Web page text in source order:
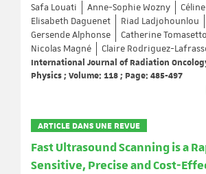
Safa Louati Anne-Sophie Wozny
Elisabeth Daguenet
Riad Ladjohounlou
Gersende Alphonse
Catherine Tomasetto
Nicolas Magné
Claire Rodriguez-
International Journal of Radiation
Physics ; Volume: 118 ; Page: 485-497
ARTICLE DANS UNE REVUE
Fast Ultrasound Scanning is a
Sensitive, Precise and Cost-